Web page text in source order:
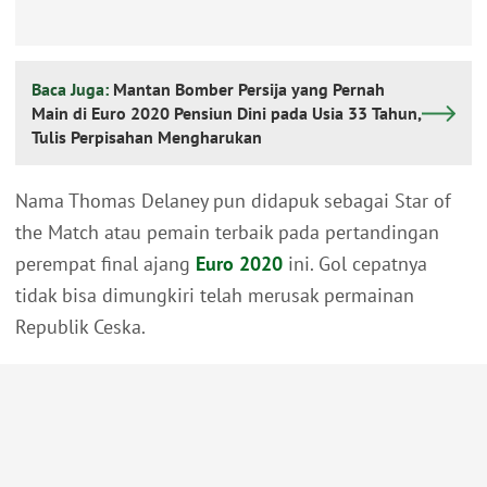
Baca Juga: Mantan Bomber Persija yang Pernah
Main di Euro 2020 Pensiun Dini pada Usia 33 Tahun,
Tulis Perpisahan Mengharukan
Nama Thomas Delaney pun didapuk sebagai Star of
the Match atau pemain terbaik pada pertandingan
perempat final ajang Euro 2020 ini. Gol cepatnya
tidak bisa dimungkiri telah merusak permainan
Republik Ceska.